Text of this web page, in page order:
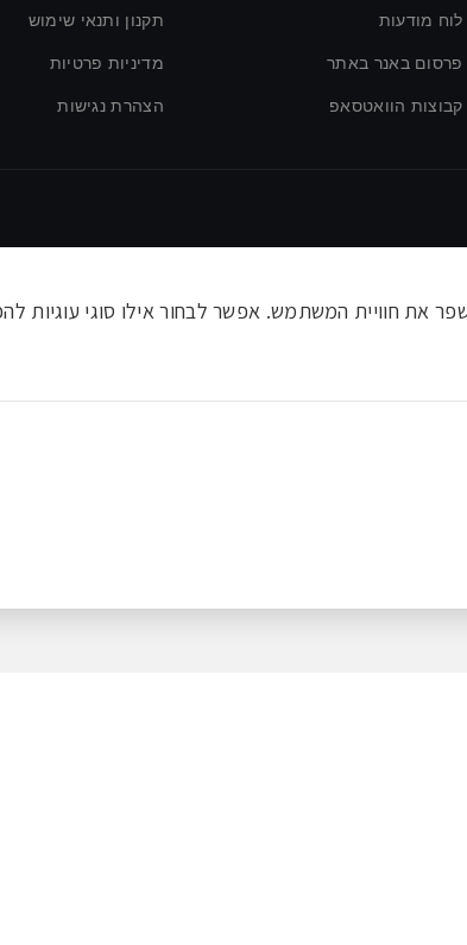
לוח מודעות
פרסום באנר באתר
קבוצות הוואטסאפ
תקנון ותנאי שימוש
מדיניות פרטיות
הצהרת נגישות
את חוויית המשתמש. אפשר לבחור אילו סוגי עוגיות